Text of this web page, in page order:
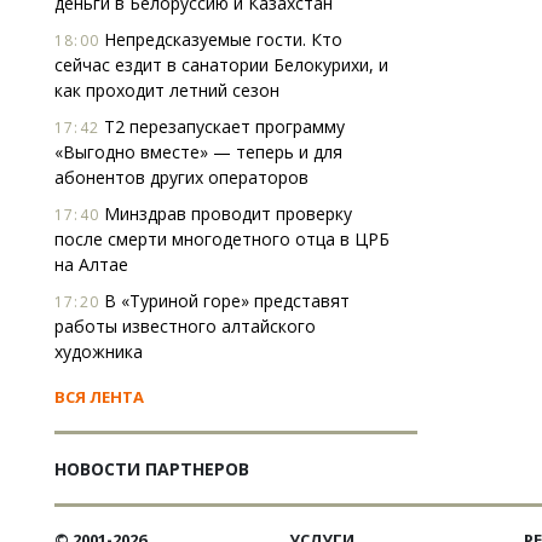
18:00 Непредсказуемые гости. Кто
сейчас ездит в санатории Белокурихи, и
как проходит летний сезон
17:42 Т2 перезапускает программу
«Выгодно вместе» — теперь и для
абонентов других операторов
17:40 Минздрав проводит проверку
после смерти многодетного отца в ЦРБ
на Алтае
17:20 В «Туриной горе» представят
работы известного алтайского
художника
ВСЯ ЛЕНТА
НОВОСТИ ПАРТНЕРОВ